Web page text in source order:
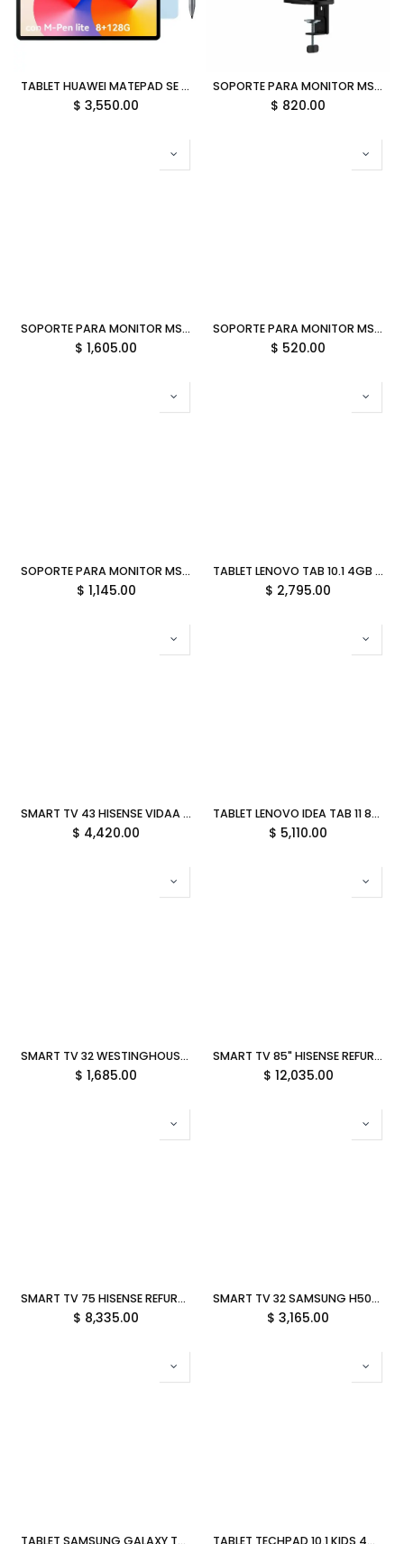
TABLET HUAWEI MATEPAD SE 11 8GB 128GB OCTA CORE HISILICON KIRIN 710A HARMONYOS INC LAPIZ AZUL AGS6-W09 53014GYW GARANTIA CON FABRICANTE
$ 3,550.00
SOPORTE PARA MONITOR MSI 2MONITORES VESA 10KG HASTA 32 PULGADAS MAG MT101DG 06M DE GARANTIA
$ 820.00
SOPORTE PARA MONITOR MSI 2MONITORES VESA 20KG HASTA 45 PULGADAS BLANCO MAG MT201DW 06M DE GARANTIA
$ 1,605.00
SOPORTE PARA MONITOR MSI 1MONITOR VESA 10KG HASTA 32 PULGADAS MAG MT101G 06M DE GARANTIA
$ 520.00
SOPORTE PARA MONITOR MSI 1MONITOR VESA 20KG HASTA 49 PULGADAS BLANCO MAG MT201W 06M DE GARANTIA
$ 1,145.00
TABLET LENOVO TAB 10.1 4GB 64GB MEDIATEK HELIO G85 ANDROID 14 INC CASE/LAPIZ GRIS TB311FU ZAEH0120MX GARANTIA CON FABRICANTE
$ 2,795.00
SMART TV 43 HISENSE VIDAA U9 60HZ FULL HD 43A45NV GARANTIA CON FABRICANTE
$ 4,420.00
TABLET LENOVO IDEA TAB 11 8GB 128GB MEDIATEK DIMENSITY 6300 ANDROID 15 INC LAPIZ/FOLIO KEYBOARD GRIS TB336FU ZAFR0211MX GARANTIA CON FABRICANTE
$ 5,110.00
SMART TV 32 WESTINGHOUSE XUMO 60HZ HD WIFI BLUETOOTH HDMI WX32HX2800 12M DE GARANTIA
$ 1,685.00
SMART TV 85" HISENSE REFURBISHED 85R6E4 CLASS R6 60HZ UHD LED WIFI BLUETOOTH HDMI 12M DE GARANTIA
$ 12,035.00
SMART TV 75 HISENSE REFURBISHED 75H5QBR CLASS H5Q 165HZ UHD QLED WIFI BLUETOOTH HDMI 12M DE GARANTIA
$ 8,335.00
SMART TV 32 SAMSUNG H5000 9.5MS 60HZ HD TIZEN LS32H5000FFXZX GARANTIA CON FABRICANTE
$ 3,165.00
TABLET SAMSUNG GALAXY TAB A11 8.7" 4GB 64GB OCTA CORE 2.2 GHZ ANDROID 15 PLATA SM-X133NZSAL06 GARANTIA CON FABRICANTE TABLET TECHPAD 10.1 KIDS 4GB 64GB ROJO ALLWINNER A333 ANDROID 15 TECH PAD KIDS PRO 11M DE GARANTIA